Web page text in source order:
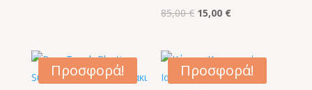
85,00€ Original
85,00 €.
15,00 €
είναι:
15,00 €.
Προσφορά! Προσφορά!